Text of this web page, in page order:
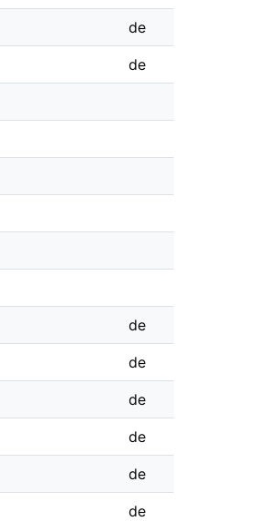
de
de
de
de
de
de
de
de